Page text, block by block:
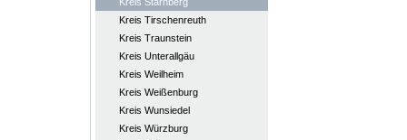
Kreis Tirschenreuth
Kreis Traunstein
Kreis Unterallgäu
Kreis Weilheim
Kreis Weißenburg
Kreis Wunsiedel
Kreis Würzburg